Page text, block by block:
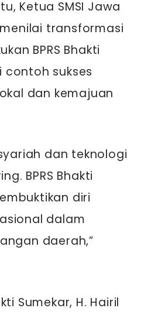
Ketua SMSI Jawa
menilai transformasi
BPRS Bhakti
contoh sukses
dan kemajuan
dan teknologi
BPRS Bhakti
diri
dalam
daerah,”
Sumekar, H. Hairil